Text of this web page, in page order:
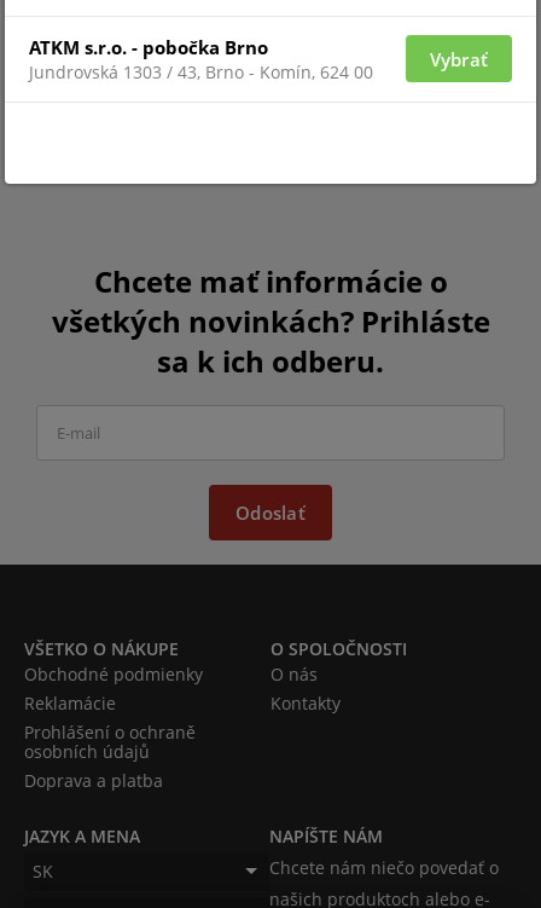
Chcete mať informácie o
všetkých novinkách? Prihláste
sa k ich odberu.
Odoslať
VŠETKO O NÁKUPE
Obchodné podmienky
Reklamácie
Prohlášení o ochraně
osobních údajů
Doprava a platba
O SPOLOČNOSTI
O nás
Kontakty
JAZYK A MENA
SK
NAPÍŠTE NÁM
Chcete nám niečo povedať o
našich produktoch alebo e-
ATKM s.r.o. - pobočka Brno
Jundrovská 1303 / 43, Brno - Komín, 624 00
Vybrať